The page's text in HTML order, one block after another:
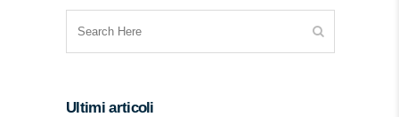
Ultimi articoli